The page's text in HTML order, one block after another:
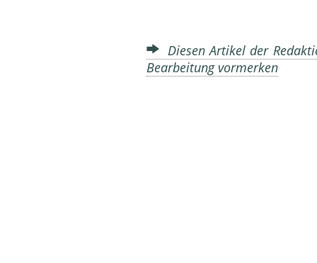
Diesen Artikel der
Bearbeitung vormerken